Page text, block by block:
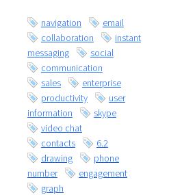
navigation
email
collaboration
instant
messaging
social
communication
sales
enterprise
productivity
user
information
skype
video chat
contacts
6.2
drawing
phone
number
engagement
graph